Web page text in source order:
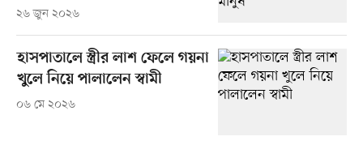
২৬ জুন ২০২৬
হাসপাতালে স্ত্রীর লাশ ফেলে গয়না
খুলে নিয়ে পালালেন স্বামী
০৬ মে ২০২৬